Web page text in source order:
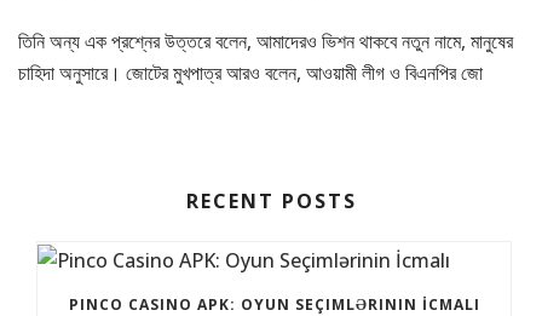
তিনি অন্য এক প্রশ্নের উত্তরে বলেন, আমাদেরও ভিশন থাকবে নতুন নামে, মানুষের
চাহিদা অনুসারে। জোটের মুখপাত্র আরও বলেন, আওয়ামী লীগ ও বিএনপির জো
RECENT POSTS
PINCO CASINO APK: OYUN SEÇIMLƏRININ İCMALI